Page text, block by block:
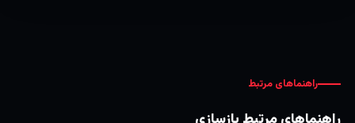
راهنماهای مرتبط